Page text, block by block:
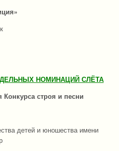
НОМИНАЦИЙ СЛЁТА
строя и песни
детей и юношества имени